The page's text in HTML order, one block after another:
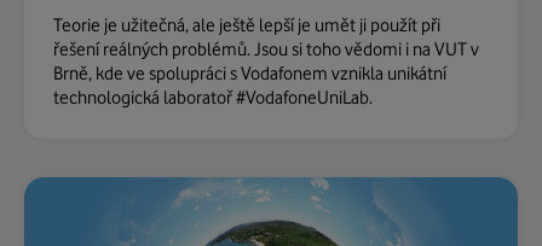
Teorie je užitečná, ale ještě lepší je umět ji použít při
řešení reálných problémů. Jsou si toho vědomi i na VUT v
Brně, kde ve spolupráci s Vodafonem vznikla unikátní
technologická laboratoř #VodafoneUniLab.